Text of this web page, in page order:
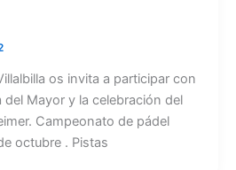
os invita a participar con
del Mayor y la celebración del
Campeonato de pádel
octubre . Pistas